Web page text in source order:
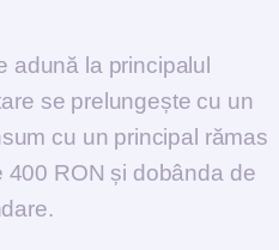
la principalul
se prelungește cu un
cu un principal rămas
400 RON și dobânda de